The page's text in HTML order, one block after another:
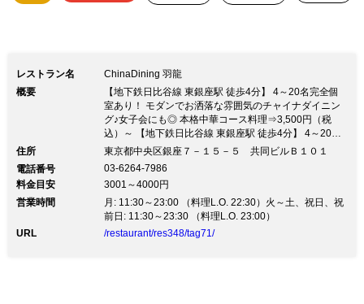
やショッピングの合間に、目にも鮮やか
な創作料理をご堪能ください。
レストラン名
ChinaDining 羽龍
概要
【地下鉄日比谷線 東銀座駅 徒歩4分】 4～20名完全個
室あり！ モダンでお洒落な雰囲気のチャイナダイニン
グ♪女子会にも◎ 本格中華コース料理⇒3,500円（税
込）～ 【地下鉄日比谷線 東銀座駅 徒歩4分】 4～20名
完全個室あり！ モダンでお洒落な雰囲気のチャイナダ
（税込）～モノトーンの落ち着いたインテリアがお洒落
な、本格中華ダイニングです☆ 大衆中華料理屋のイメ
ージを払拭する店内は、カフェや洋食レストランを彷彿
とさせる雰囲気です。 本場揚州の料理人による本格中
華料理を、モダンな空間でお楽しみください！ ◆コー
住所
東京都中央区銀座７－１５－５ 共同ビルＢ１０１
電話番号
03-6264-7986
料金目安
3001～4000円
営業時間
月: 11:30～23:00 （料理L.O. 22:30）火～土、祝日、祝
前日: 11:30～23:30 （料理L.O. 23:00）
URL
/restaurant/res348/tag71/